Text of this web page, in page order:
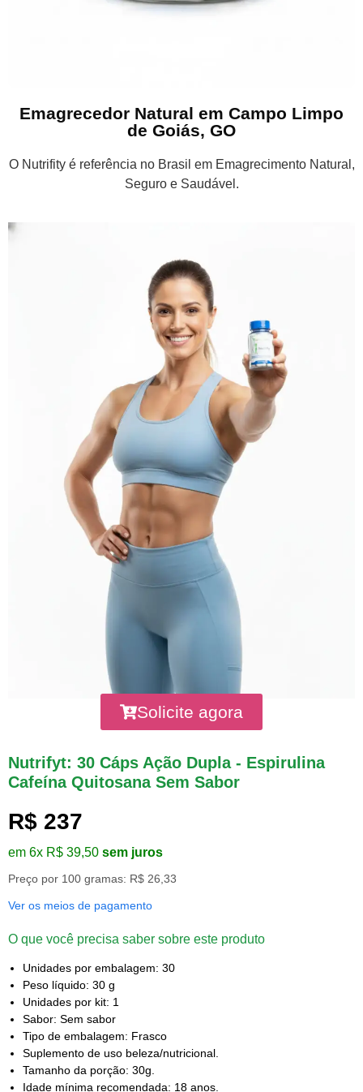
Emagrecedor Natural em Campo Limpo
de Goiás, GO
O Nutrifity é referência no Brasil em Emagrecimento Natural,
Seguro e Saudável.
Solicite agora
Nutrifyt: 30 Cáps Ação Dupla - Espirulina
Cafeína Quitosana Sem Sabor
R$ 237
em 6x R$ 39,50 sem juros
Preço por 100 gramas: R$ 26,33
Ver os meios de pagamento
O que você precisa saber sobre este produto
Unidades por embalagem: 30
Peso líquido: 30 g
Unidades por kit: 1
Sabor: Sem sabor
Tipo de embalagem: Frasco
Suplemento de uso beleza/nutricional.
Tamanho da porção: 30g.
Idade mínima recomendada: 18 anos.